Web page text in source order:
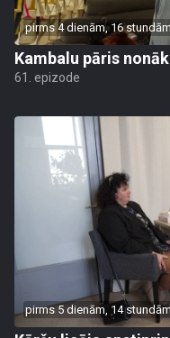
pirms 4 dienām, 16 stundām
Kambalu pāris
61. epizode
pirms 5 dienām, 14 stundām